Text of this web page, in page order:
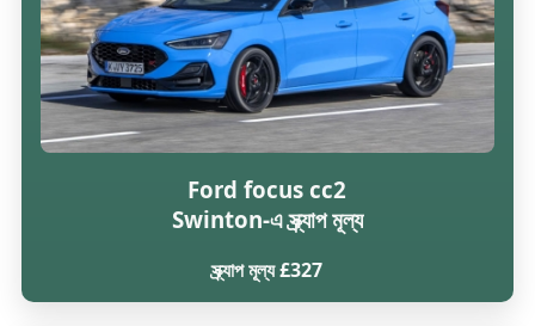
Ford focus cc2
Swinton-এ স্ক্র্যাপ মূল্য
স্ক্র্যাপ মূল্য £327